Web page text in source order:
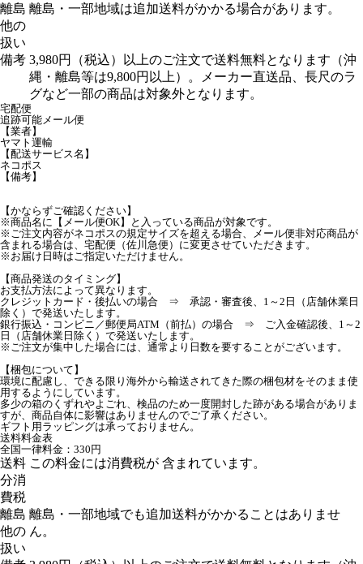
離島
他の
扱い
離島・一部地域は追加送料がかかる場合があります。
備考 3,980円（税込）以上のご注文で送料無料となります（沖
縄・離島等は9,800円以上）。メーカー直送品、長尺のラ
グなど一部の商品は対象外となります。
宅配便
追跡可能メール便
【業者】
ヤマト運輸
【配送サービス名】
ネコポス
【備考】
【かならずご確認ください】
※商品名に【メール便OK】と入っている商品が対象です。
※ご注文内容がネコポスの規定サイズを超える場合、メール便非対応商品が
含まれる場合は、宅配便（佐川急便）に変更させていただきます。
※お届け日時はご指定いただけません。
【商品発送のタイミング】
お支払方法によって異なります。
クレジットカード・後払いの場合 ⇒ 承認・審査後、1～2日（店舗休業日
除く）で発送いたします。
銀行振込・コンビニ／郵便局ATM（前払）の場合 ⇒ ご入金確認後、1～2
日（店舗休業日除く）で発送いたします。
※ご注文が集中した場合には、通常より日数を要することがございます。
【梱包について】
環境に配慮し、できる限り海外から輸送されてきた際の梱包材をそのまま使
用するようにしています。
多少の箱のくずれやよごれ、検品のため一度開封した跡がある場合がありま
すが、商品自体に影響はありませんのでご了承ください。
ギフト用ラッピングは承っておりません。
送料料金表
全国一律料金：330円
送料
分消
費税
この料金には消費税が 含まれています。
離島
他の
扱い
離島・一部地域でも追加送料がかかることはありませ
ん。